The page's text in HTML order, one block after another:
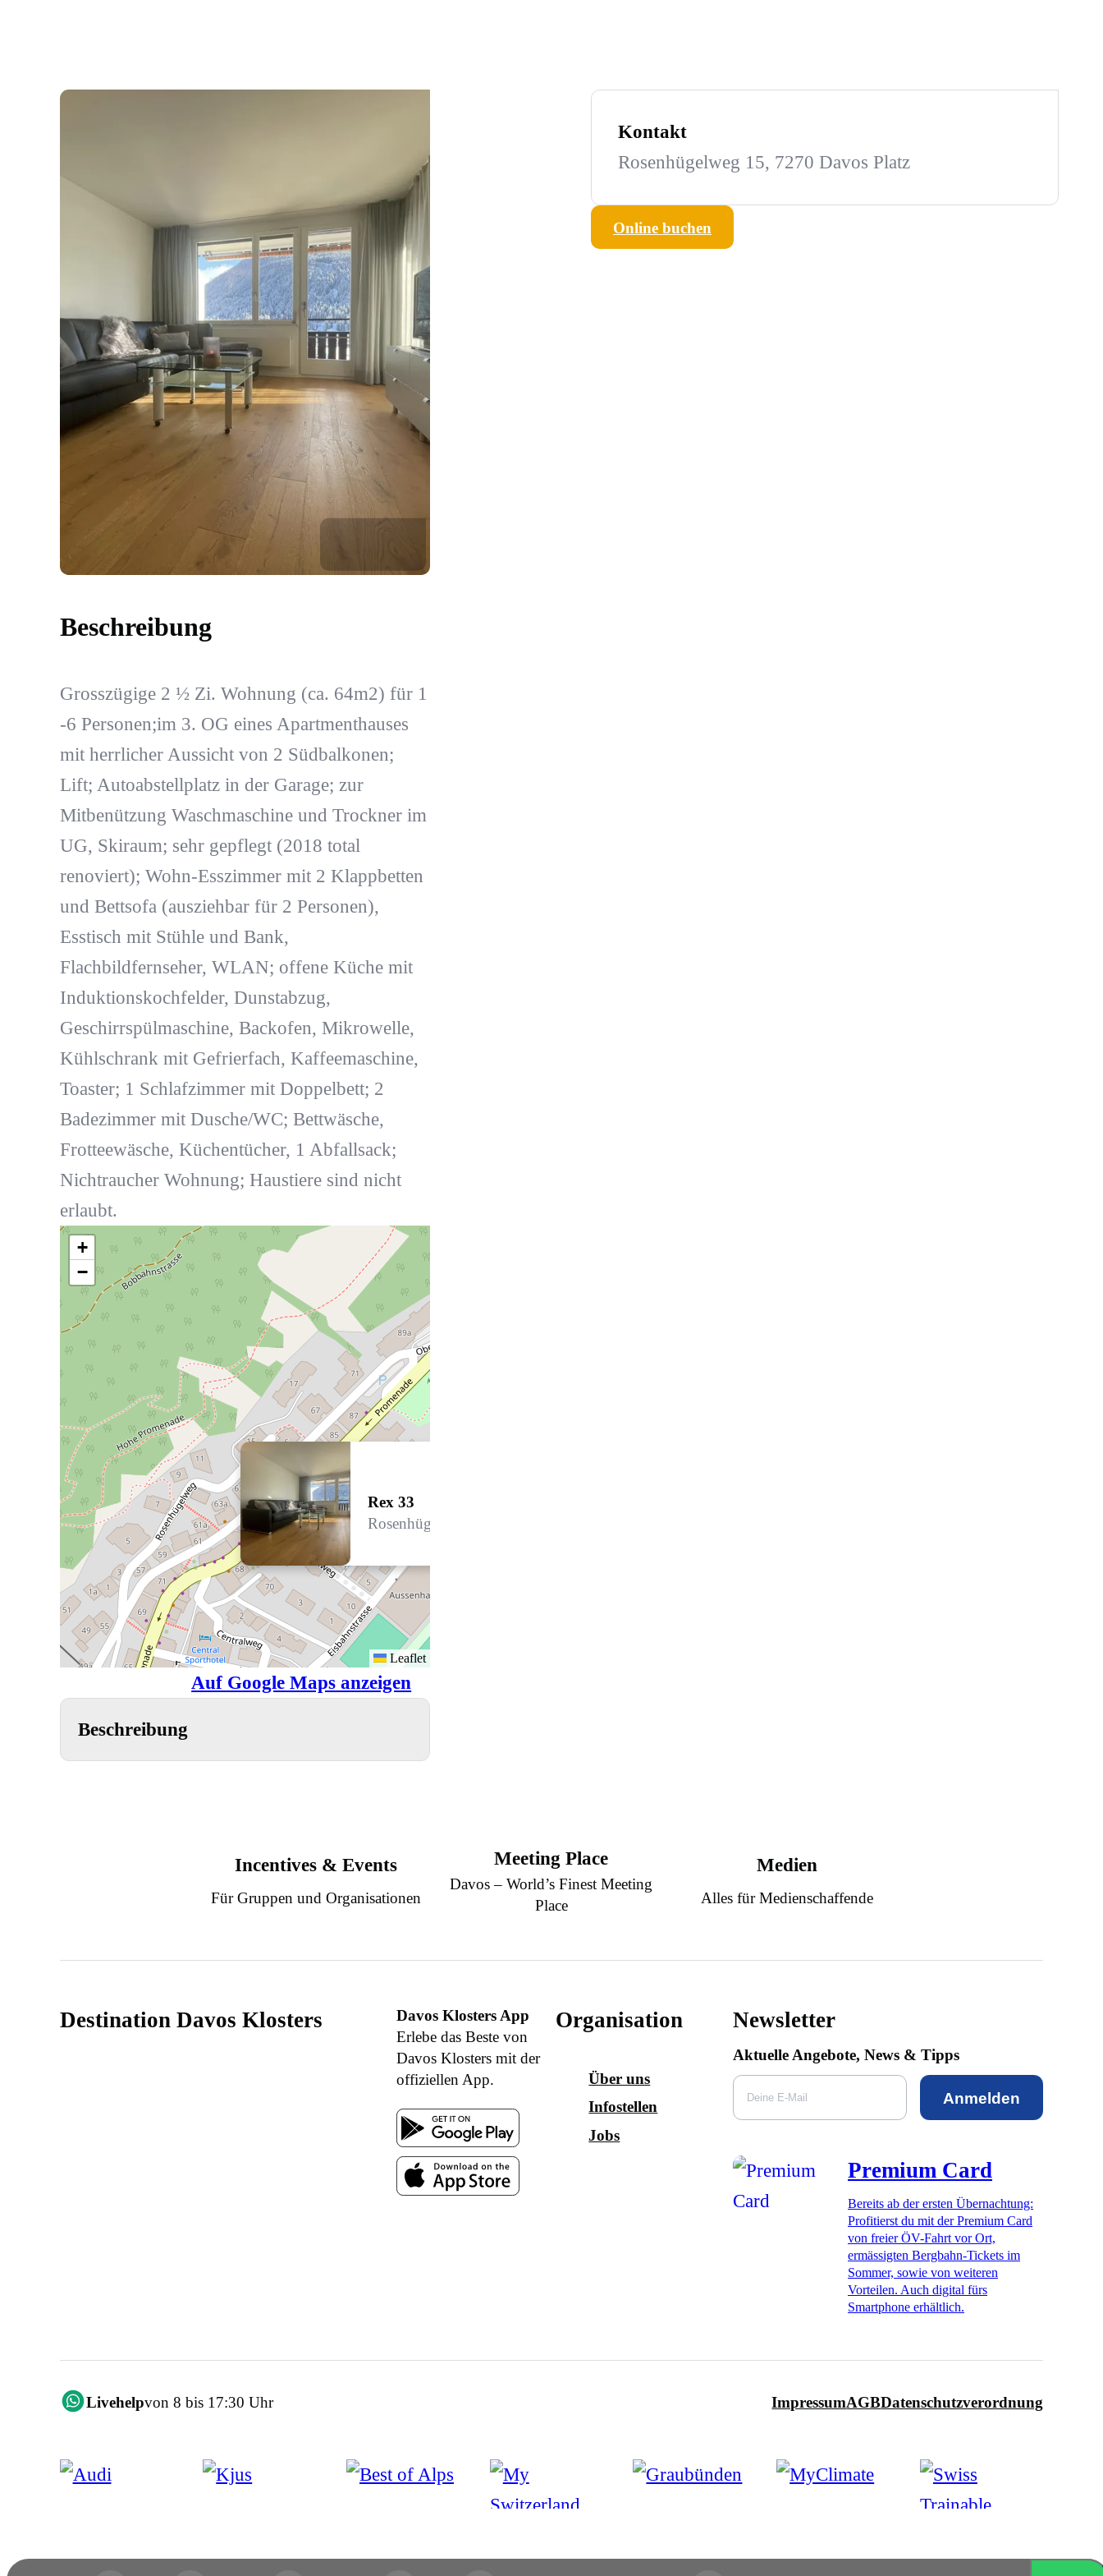
Beschreibung
Grosszügige 2 ½ Zi. Wohnung (ca. 64m2) für 1
-6 Personen;im 3. OG eines Apartmenthauses
mit herrlicher Aussicht von 2 Südbalkonen;
Lift; Autoabstellplatz in der Garage; zur
Mitbenützung Waschmaschine und Trockner im
UG, Skiraum; sehr gepflegt (2018 total
renoviert); Wohn-Esszimmer mit 2 Klappbetten
und Bettsofa (ausziehbar für 2 Personen),
Esstisch mit Stühle und Bank,
Flachbildfernseher, WLAN; offene Küche mit
Induktionskochfelder, Dunstabzug,
Geschirrspülmaschine, Backofen, Mikrowelle,
Kühlschrank mit Gefrierfach, Kaffeemaschine,
Toaster; 1 Schlafzimmer mit Doppelbett; 2
Badezimmer mit Dusche/WC; Bettwäsche,
Frotteewäsche, Küchentücher, 1 Abfallsack;
Nichtraucher Wohnung; Haustiere sind nicht
erlaubt.
Rex 33
Rosenhügelweg 15, 7270 Davos Platz
+
−
Leaflet
Auf Google Maps anzeigen
Beschreibung
Kontakt
Rosenhügelweg 15, 7270 Davos Platz
Online buchen
Incentives & Events
Für Gruppen und Organisationen
Meeting Place
Davos – World’s Finest Meeting
Place
Medien
Alles für Medienschaffende
Destination Davos Klosters
Davos Klosters App
Erlebe das Beste von
Davos Klosters mit der
offiziellen App.
Organisation
Über uns
Infostellen
Jobs
Newsletter
Aktuelle Angebote, News & Tipps
Anmelden
Premium Card
Bereits ab der ersten Übernachtung:
Profitierst du mit der Premium Card
von freier ÖV-Fahrt vor Ort,
ermässigten Bergbahn-Tickets im
Sommer, sowie von weiteren
Vorteilen. Auch digital fürs
Smartphone erhältlich.
Livehelpvon 8 bis 17:30 Uhr ImpressumAGBDatenschutzverordnung